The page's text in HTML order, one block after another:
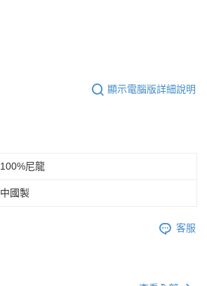
顯示電腦版詳細說明
100%尼龍
中國製
客服